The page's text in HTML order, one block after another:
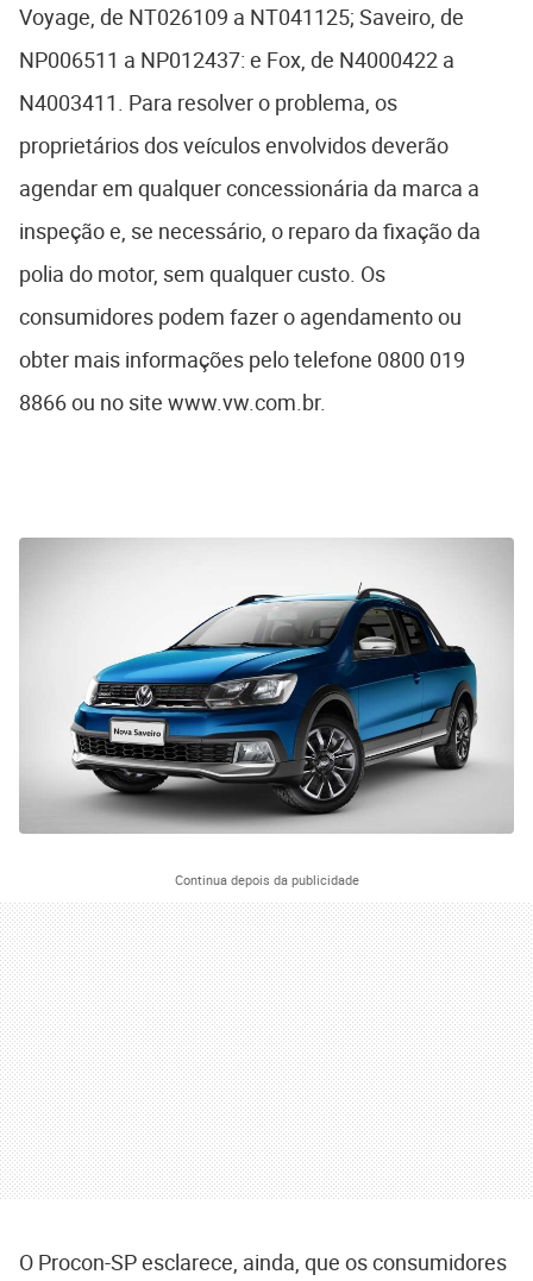
Voyage, de NT026109 a NT041125; Saveiro, de
NP006511 a NP012437: e Fox, de N4000422 a
N4003411. Para resolver o problema, os
proprietários dos veículos envolvidos deverão
agendar em qualquer concessionária da marca a
inspeção e, se necessário, o reparo da fixação da
polia do motor, sem qualquer custo. Os
consumidores podem fazer o agendamento ou
obter mais informações pelo telefone 0800 019
8866 ou no site www.vw.com.br.
Continua depois da publicidade
O Procon-SP esclarece, ainda, que os consumidores